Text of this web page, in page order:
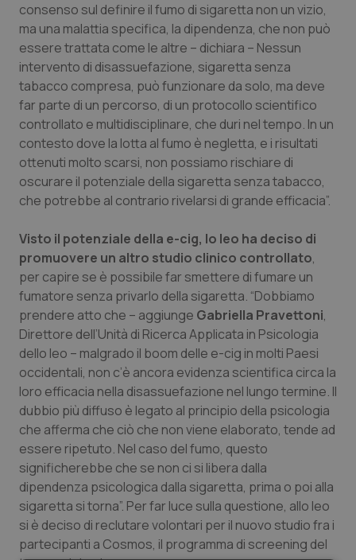
Quotidiano Cardiologia
Quotidiano Chirurgia
Quotidiano Oncologia
Quotidiano Pediatria
Rene & patologie urogenitali
Sangue & coagulazione
Tiroide
Tumore al seno
Tumore ovarico
Tumori del Polmone & Testa Collo
Tumori gastrointestinali
Ulcera & Reflusso
Vaccini
consenso sul definire il fumo di sigaretta non un vizio,
ma una malattia specifica, la dipendenza, che non può
essere trattata come le altre – dichiara – Nessun
intervento di disassuefazione, sigaretta senza
tabacco compresa, può funzionare da solo, ma deve
far parte di un percorso, di un protocollo scientifico
controllato e multidisciplinare, che duri nel tempo. In un
contesto dove la lotta al fumo è negletta, e i risultati
ottenuti molto scarsi, non possiamo rischiare di
oscurare il potenziale della sigaretta senza tabacco,
che potrebbe al contrario rivelarsi di grande efficacia”.
Visto il potenziale della e-cig, lo Ieo ha deciso di
promuovere un altro studio clinico controllato,
per capire se è possibile far smettere di fumare un
fumatore senza privarlo della sigaretta. “Dobbiamo
prendere atto che – aggiunge Gabriella Pravettoni,
Direttore dell’Unità di Ricerca Applicata in Psicologia
dello Ieo – malgrado il boom delle e-cig in molti Paesi
occidentali, non c’è ancora evidenza scientifica circa la
loro efficacia nella disassuefazione nel lungo termine. Il
dubbio più diffuso è legato al principio della psicologia
che afferma che ciò che non viene elaborato, tende ad
essere ripetuto. Nel caso del fumo, questo
significherebbe che se non ci si libera dalla
dipendenza psicologica dalla sigaretta, prima o poi alla
sigaretta si torna”. Per far luce sulla questione, allo Ieo
si è deciso di reclutare volontari per il nuovo studio fra i
partecipanti a Cosmos, il programma di screening del